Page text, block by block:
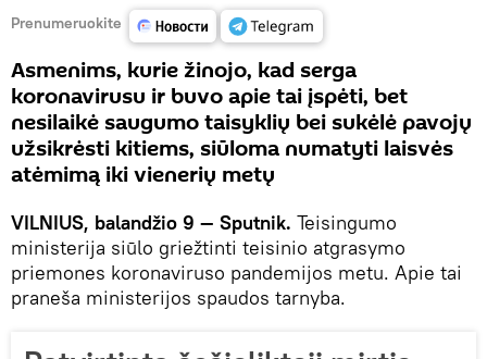
Prenumeruokite
Asmenims, kurie žinojo, kad serga
koronavirusu ir buvo apie tai įspėti, bet
nesilaikė saugumo taisyklių bei sukėlė pavojų
užsikrėsti kitiems, siūloma numatyti laisvės
atėmimą iki vienerių metų
VILNIUS, balandžio 9 — Sputnik. Teisingumo
ministerija siūlo griežtinti teisinio atgrasymo
priemones koronaviruso pandemijos metu. Apie tai
praneša ministerijos spaudos tarnyba.